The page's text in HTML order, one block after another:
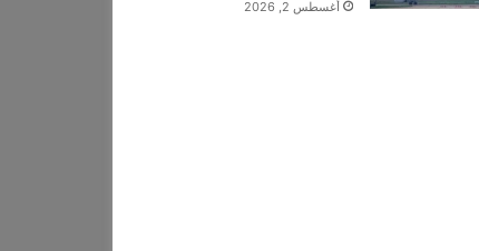
أغسطس 2, 2026